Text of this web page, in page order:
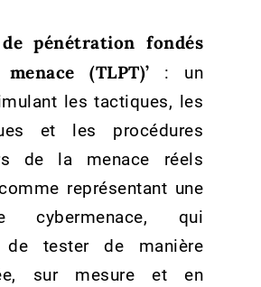
de pénétration fondés
(TLPT)’ : un
les tactiques, les
et les procédures
de la menace réels
représentant une
cybermenace, qui
de tester de manière
sur mesure et en